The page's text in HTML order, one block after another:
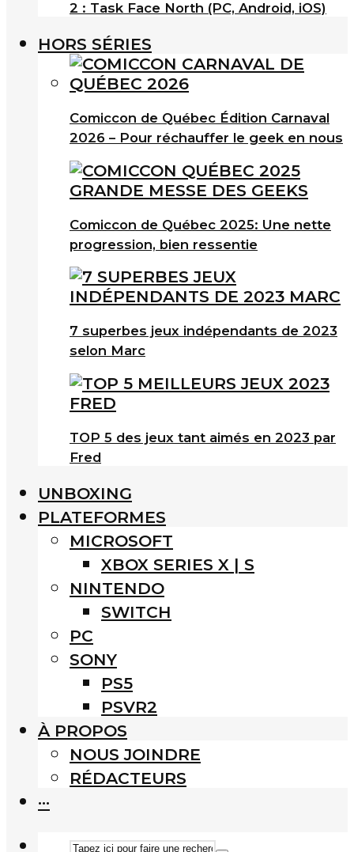
2 : Task Face North (PC, Android, iOS)
HORS SÉRIES
Comiccon de Québec Édition Carnaval
2026 – Pour réchauffer le geek en nous
Comiccon de Québec 2025: Une nette
progression, bien ressentie
7 superbes jeux indépendants de 2023
selon Marc
TOP 5 des jeux tant aimés en 2023 par
Fred
UNBOXING
PLATEFORMES
MICROSOFT
XBOX SERIES X | S
NINTENDO
SWITCH
PC
SONY
PS5
PSVR2
À PROPOS
NOUS JOINDRE
RÉDACTEURS
···